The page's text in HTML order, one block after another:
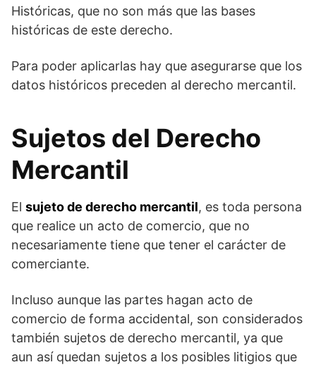
Históricas, que no son más que las bases
históricas de este derecho.
Para poder aplicarlas hay que asegurarse que los
datos históricos preceden al derecho mercantil.
Sujetos del Derecho
Mercantil
El sujeto de derecho mercantil, es toda persona
que realice un acto de comercio, que no
necesariamente tiene que tener el carácter de
comerciante.
Incluso aunque las partes hagan acto de
comercio de forma accidental, son considerados
también sujetos de derecho mercantil, ya que
aun así quedan sujetos a los posibles litigios que